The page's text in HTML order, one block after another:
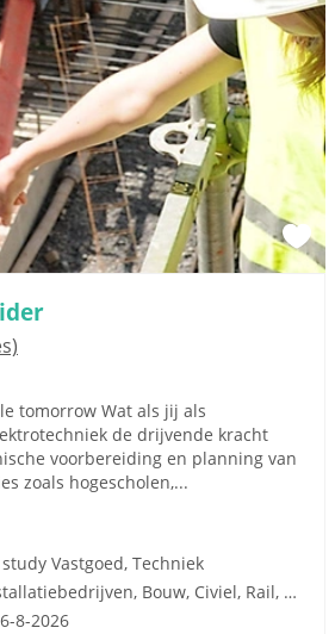
tomorrow Wat als jij als
de drijvende kracht
voorbereiding en planning van
zoals hogescholen,...
Vastgoed, Techniek
Wegenbouw, Installatiebedrijven, Bouw, Civiel, Rail, Infrastructuren
8-2026